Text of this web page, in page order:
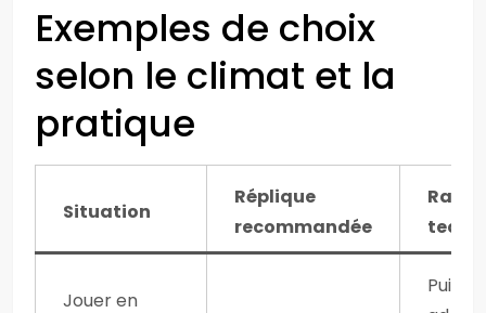
Exemples de choix
selon le climat et la
pratique
Situation
Réplique
recommandée
Jouer en